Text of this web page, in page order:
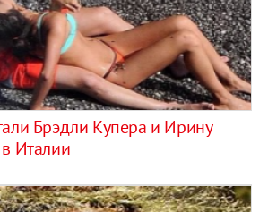
Брэдли Купера и Ирину
Италии